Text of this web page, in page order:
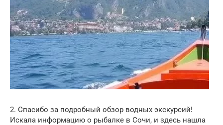
2. Спасибо за подробный обзор водных экскурсий!
Искала информацию о рыбалке в Сочи, и здесь нашла